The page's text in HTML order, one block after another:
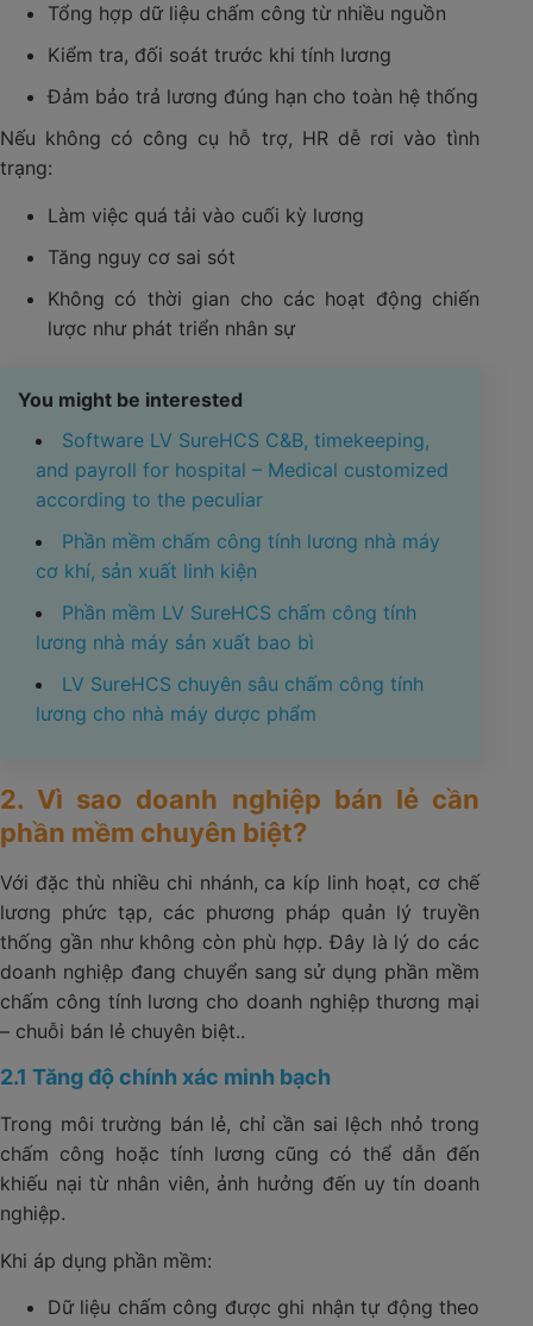
Tổng hợp dữ liệu chấm công từ nhiều nguồn
Kiểm tra, đối soát trước khi tính lương
Đảm bảo trả lương đúng hạn cho toàn hệ thống
Nếu không có công cụ hỗ trợ, HR dễ rơi vào tình
trạng:
Làm việc quá tải vào cuối kỳ lương
Tăng nguy cơ sai sót
Không có thời gian cho các hoạt động chiến
lược như phát triển nhân sự
You might be interested
Software LV SureHCS C&B, timekeeping,
and payroll for hospital – Medical customized
according to the peculiar
Phần mềm chấm công tính lương nhà máy
cơ khí, sản xuất linh kiện
Phần mềm LV SureHCS chấm công tính
lương nhà máy sản xuất bao bì
LV SureHCS chuyên sâu chấm công tính
lương cho nhà máy dược phẩm
2. Vì sao doanh nghiệp bán lẻ cần
phần mềm chuyên biệt?
Với đặc thù nhiều chi nhánh, ca kíp linh hoạt, cơ chế
lương phức tạp, các phương pháp quản lý truyền
thống gần như không còn phù hợp. Đây là lý do các
doanh nghiệp đang chuyển sang sử dụng phần mềm
chấm công tính lương cho doanh nghiệp thương mại
– chuỗi bán lẻ chuyên biệt..
2.1 Tăng độ chính xác minh bạch
Trong môi trường bán lẻ, chỉ cần sai lệch nhỏ trong
chấm công hoặc tính lương cũng có thể dẫn đến
khiếu nại từ nhân viên, ảnh hưởng đến uy tín doanh
nghiệp.
Khi áp dụng phần mềm:
Dữ liệu chấm công được ghi nhận tự động theo